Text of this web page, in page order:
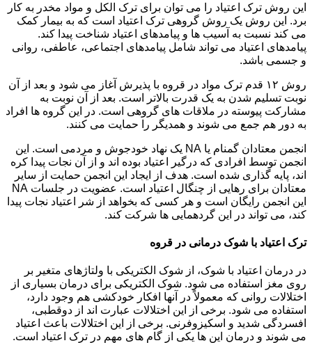
این روش ترک اعتیاد را می توان برای ترک الکل و مواد مخدر به کار
برد. این روش یک روش گروهی ترک اعتیاد است که به بیمار کمک
می کند نسبت به آسیب ها و پیامدهای اعتیاد شناخت پیدا کند.
پیامدهای اعتیاد می تواند شامل پیامدهای اجتماعی، عاطفی، روانی
و جسمی باشد.
روش ۱۲ قدم ترک مواد در قروه با پذیرش آغاز می شود و بعد از آن
نوبت تسلیم شدن به یک قدرت بالاتر است. بعد از آن نوبت به
مشارکت پیوسته در ملاقات های گروهی است. در این گروه ها افراد
به دور هم جمع می شوند و همدیگر را حمایت می کنند.
انجمن معتادان گمنام یا NA یک نهاد خودجوش و مردمی است. این
انجمن توسط افرادی که درگیر اعتیاد بوده اند و از آن نجات پیدا کره
اند، پایه گذاری شده است. هدف از ایجاد این انجمن حمایت از سایر
معتادان برای رهایی از چنگال اعتیاد است. عضویت در جلسات NA
این انجمن رایگان است و هر کسی که بخواهد از شر اعتیاد نجات پیدا
کند، می تواند در این گردهمایی ها شرکت کند.
ترک اعتیاد با شوک درمانی در قروه
در درمان اعتیاد با شوک، از شوک الکتریکی با ولتاژهای متغیر بر
روی مغز استفاده می شود. شوک الکتریکی برای درمان بسیاری از
اختلالات روانی که معمولاً در آنها افکار خودکشی هم وجود دارد،
استفاده می شود. برخی از این اختلالات عبارت اند از دوقطبی،
افسردگی شدید و اسکیزوفرنی. برخی از این اختلالات باعث اعتیاد
می شوند و درمان این ها یکی از گام های مهم در ترک اعتیاد است.